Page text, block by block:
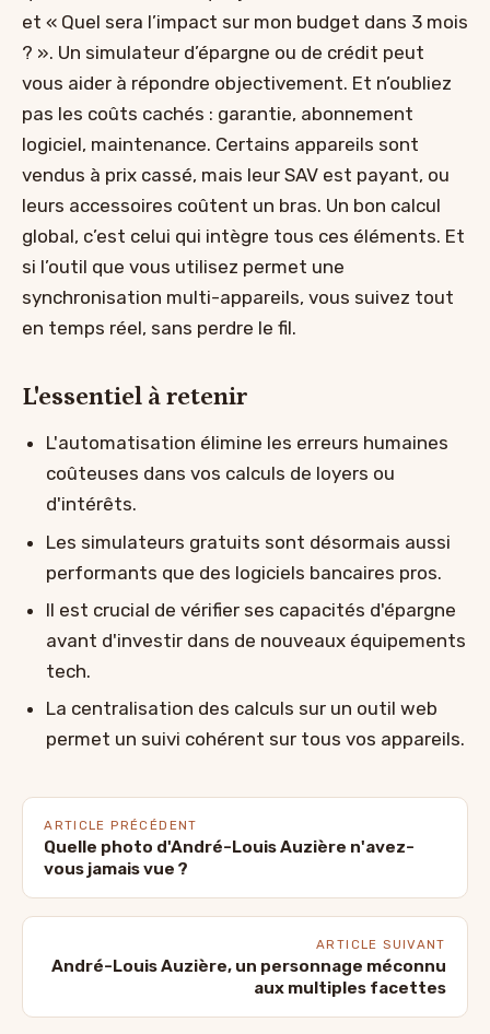
et « Quel sera l’impact sur mon budget dans 3 mois
? ». Un simulateur d’épargne ou de crédit peut
vous aider à répondre objectivement. Et n’oubliez
pas les coûts cachés : garantie, abonnement
logiciel, maintenance. Certains appareils sont
vendus à prix cassé, mais leur SAV est payant, ou
leurs accessoires coûtent un bras. Un bon calcul
global, c’est celui qui intègre tous ces éléments. Et
si l’outil que vous utilisez permet une
synchronisation multi-appareils, vous suivez tout
en temps réel, sans perdre le fil.
L'essentiel à retenir
L'automatisation élimine les erreurs humaines
coûteuses dans vos calculs de loyers ou
d'intérêts.
Les simulateurs gratuits sont désormais aussi
performants que des logiciels bancaires pros.
Il est crucial de vérifier ses capacités d'épargne
avant d'investir dans de nouveaux équipements
tech.
La centralisation des calculs sur un outil web
permet un suivi cohérent sur tous vos appareils.
ARTICLE PRÉCÉDENT
Quelle photo d'André-Louis Auzière n'avez-
vous jamais vue ?
ARTICLE SUIVANT
André-Louis Auzière, un personnage méconnu
aux multiples facettes